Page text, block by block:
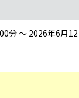
分 ～ 2026年6月